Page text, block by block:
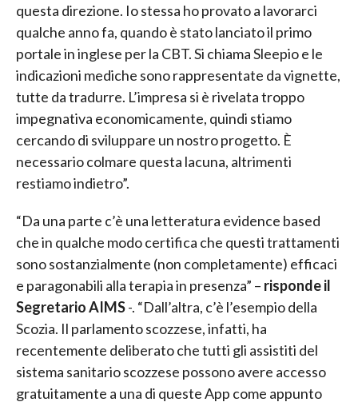
questa direzione. Io stessa ho provato a lavorarci
qualche anno fa, quando è stato lanciato il primo
portale in inglese per la CBT. Si chiama Sleepio e le
indicazioni mediche sono rappresentate da vignette,
tutte da tradurre. L’impresa si è rivelata troppo
impegnativa economicamente, quindi stiamo
cercando di sviluppare un nostro progetto. È
necessario colmare questa lacuna, altrimenti
restiamo indietro”.
“Da una parte c’è una letteratura evidence based
che in qualche modo certifica che questi trattamenti
sono sostanzialmente (non completamente) efficaci
e paragonabili alla terapia in presenza” – risponde il
Segretario AIMS-. “Dall’altra, c’è l’esempio della
Scozia. Il parlamento scozzese, infatti, ha
recentemente deliberato che tutti gli assistiti del
sistema sanitario scozzese possono avere accesso
gratuitamente a una di queste App come appunto